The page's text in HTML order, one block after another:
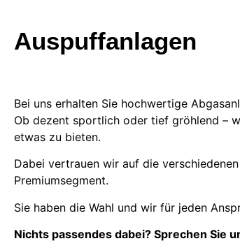
Auspuffanlagen
Bei uns erhalten Sie hochwertige
Ob dezent sportlich oder tief gröhlend –
etwas zu bieten.
Dabei vertrauen wir auf die
Premiumsegment.
Sie haben die Wahl und wir für jeden
Nichts passendes dabei? Sprechen Sie